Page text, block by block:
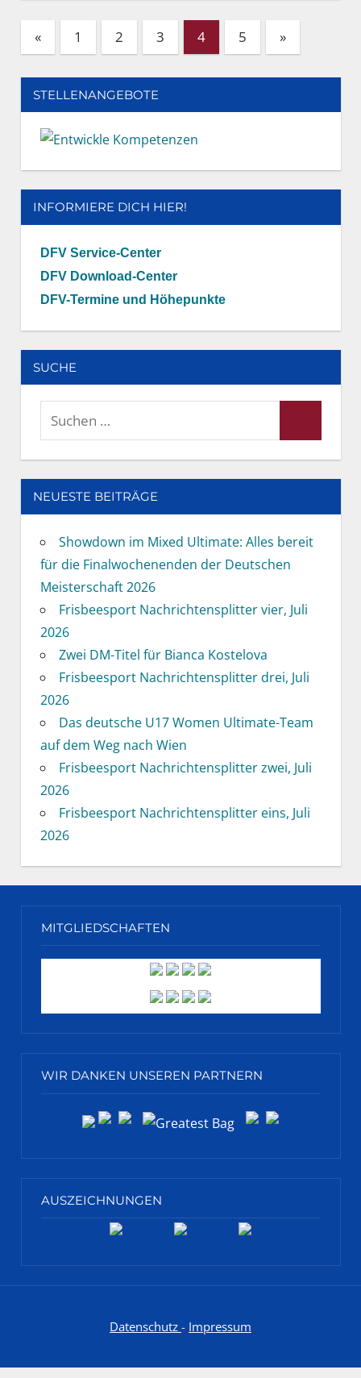
Seitennummerierung
Beiträge
«Vorherige
Beiträge
1 2 3 4 5
Nächste
Beiträge
»
STELLENANGEBOTE
INFORMIERE DICH HIER!
DFV Service-Center
DFV Download-Center
DFV-Termine und Höhepunkte
SUCHE
Suchen
NEUESTE BEITRÄGE
Showdown im Mixed Ultimate: Alles bereit
für die Finalwochenenden der Deutschen
Meisterschaft 2026
Frisbeesport Nachrichtensplitter vier, Juli
2026
Zwei DM-Titel für Bianca Kostelova
Frisbeesport Nachrichtensplitter drei, Juli
2026
Das deutsche U17 Women Ultimate-Team
auf dem Weg nach Wien
Frisbeesport Nachrichtensplitter zwei, Juli
2026
Frisbeesport Nachrichtensplitter eins, Juli
2026
MITGLIEDSCHAFTEN
WIR DANKEN UNSEREN PARTNERN
AUSZEICHNUNGEN
Datenschutz - Impressum